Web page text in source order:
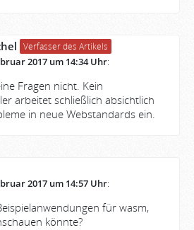
Verfasser des Artikels
2017 um 14:34 Uhr:
Fragen nicht. Kein
arbeitet schließlich absichtlich
in neue Webstandards ein.
2017 um 14:57 Uhr:
für wasm,
könnte?